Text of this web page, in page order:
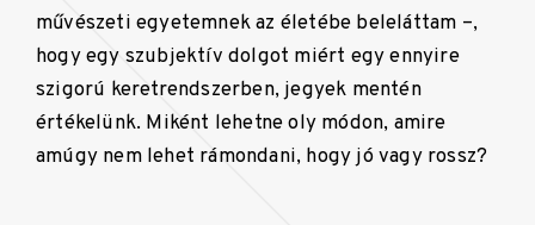
művészeti egyetemnek az életébe beleláttam –,
hogy egy szubjektív dolgot miért egy ennyire
szigorú keretrendszerben, jegyek mentén
értékelünk. Miként lehetne oly módon, amire
amúgy nem lehet rámondani, hogy jó vagy rossz?